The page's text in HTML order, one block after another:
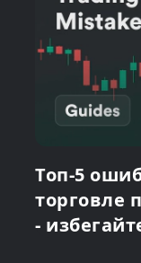
Топ-5
торговле
-